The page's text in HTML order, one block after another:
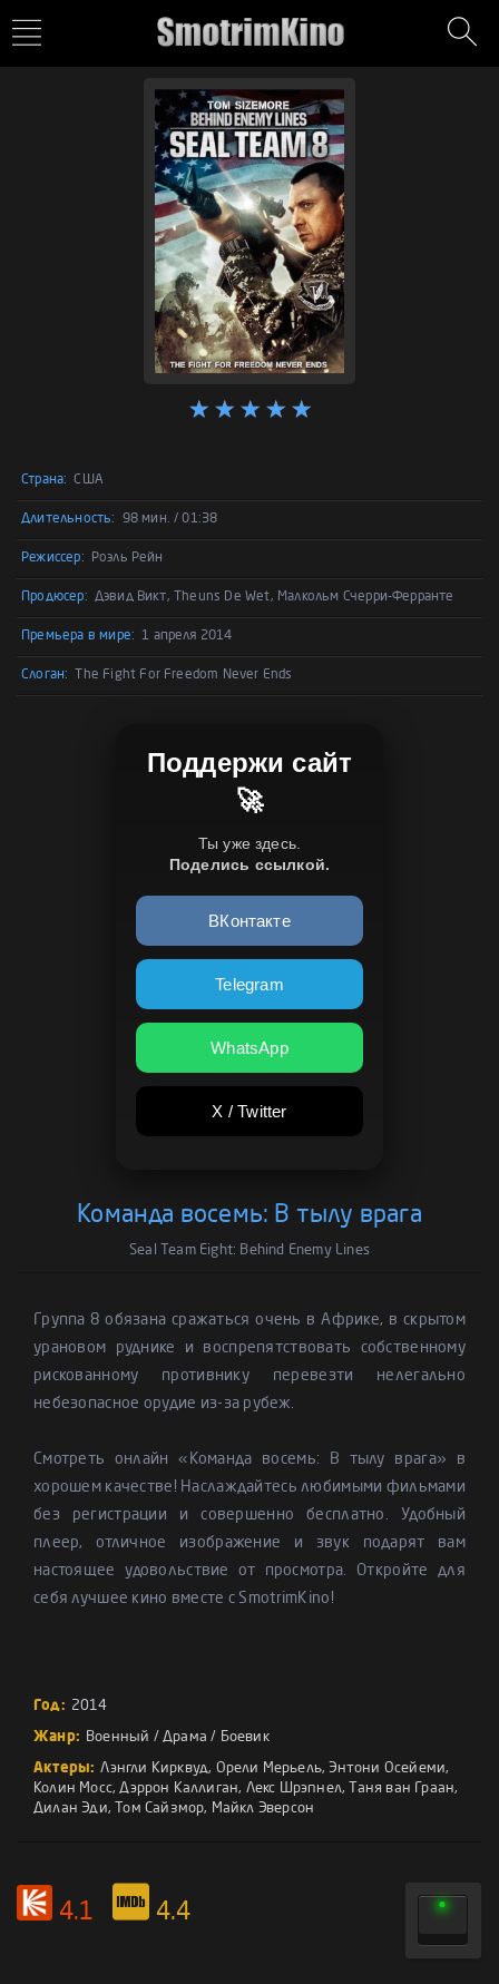
Страна: США
Длительность: 98 мин. / 01:38
Режиссер: Роэль Рейн
Продюсер: Дэвид Викт, Theuns De Wet, Малкольм Счерри-Ферранте
Премьера в мире: 1 апреля 2014
Слоган: The Fight For Freedom Never Ends
Поддержи сайт
🚀
Ты уже здесь.
Поделись ссылкой.
ВКонтакте
Telegram
WhatsApp
X / Twitter
Команда восемь: В тылу врага
Seal Team Eight: Behind Enemy Lines
Группа 8 обязана сражаться очень в Африке, в скрытом
урановом руднике и воспрепятствовать собственному
рискованному противнику перевезти нелегально
небезопасное орудие из-за рубеж.
Смотреть онлайн «Команда восемь: В тылу врага» в
хорошем качестве! Наслаждайтесь любимыми фильмами
без регистрации и совершенно бесплатно. Удобный
плеер, отличное изображение и звук подарят вам
настоящее удовольствие от просмотра. Откройте для
себя лучшее кино вместе с SmotrimKino!
Год: 2014
Жанр: Военный / Драма / Боевик
Актеры: Лэнгли Кирквуд, Орели Мерьель,Энтони Осейеми,
Колин Мосс,Дэррон Каллиган, Лекс Шрэпнел, Таня ван Граан,
Дилан Эди, Том Сайзмор, Майкл Эверсон
4.1 4.4